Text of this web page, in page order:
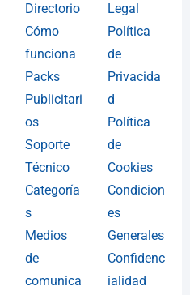
Directorio
Cómo
funciona
Packs
Publicitari
os
Soporte
Técnico
Categoría
s
Medios
de
comunica
Legal
Política
de
Privacida
d
Política
de
Cookies
Condicion
es
Generales
Confidenc
ialidad